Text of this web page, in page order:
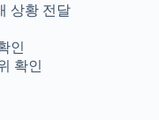
상황 전달
인
확인